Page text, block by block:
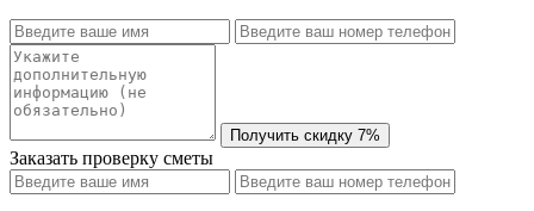
Заказать проверку сметы